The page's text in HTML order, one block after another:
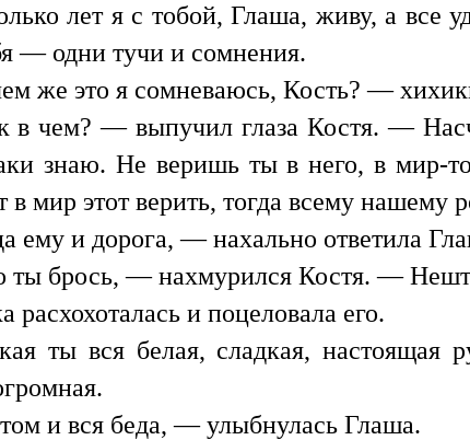
лет я с тобой, Глаша, живу, а все
— одни тучи и сомнения.
же это я сомневаюсь, Кость? —
чем? — выпучил глаза Костя. —
знаю. Не веришь ты в него, в
в мир этот верить, тогда всему нашему
ему и дорога, — нахально ответила
брось, — нахмурился Костя. —
расхохоталась и поцеловала его.
ты вся белая, сладкая, настоящая
и вся беда, — улыбнулась Глаша.